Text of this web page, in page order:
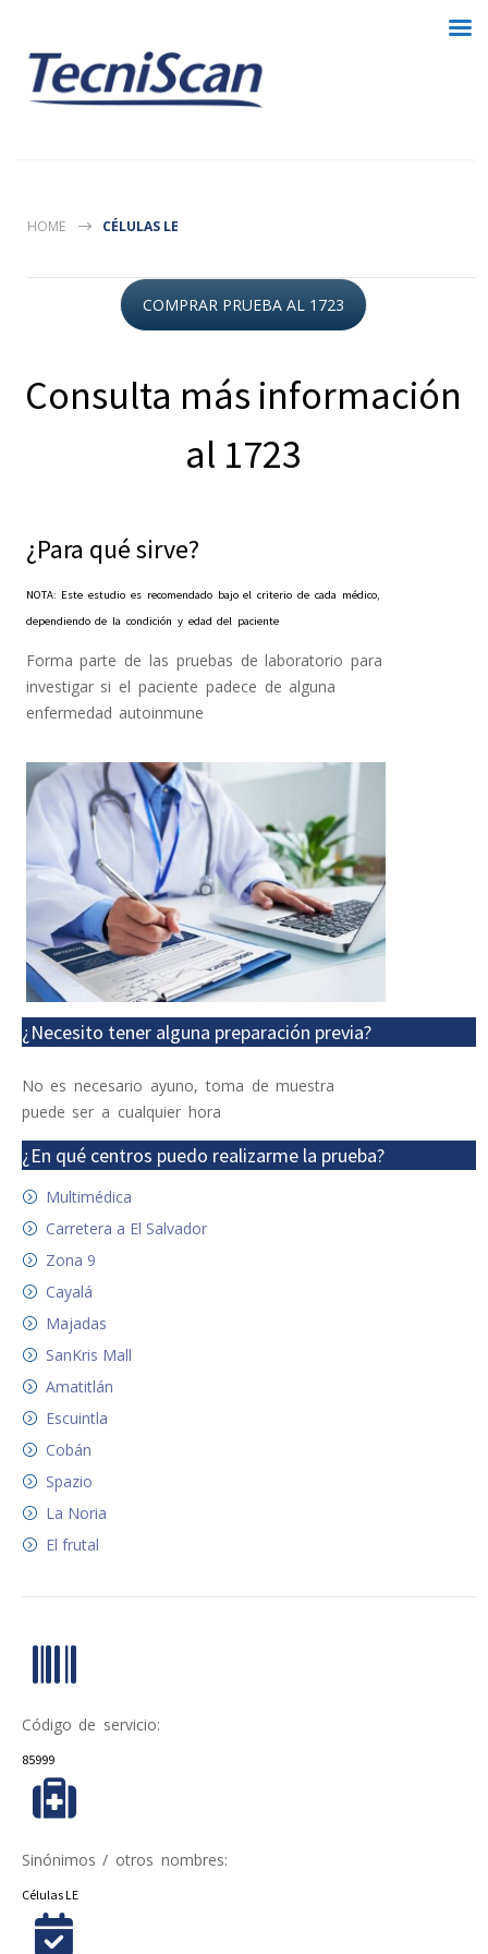
HOME CÉLULAS LE
COMPRAR PRUEBA AL 1723
Consulta más información
al 1723
¿Para qué sirve?
NOTA: Este estudio es recomendado bajo el criterio de cada médico,
dependiendo de la condición y edad del paciente
Forma parte de las pruebas de laboratorio para
investigar si el paciente padece de alguna
enfermedad autoinmune
¿Necesito tener alguna preparación previa?
No es necesario ayuno, toma de muestra
puede ser a cualquier hora
¿En qué centros puedo realizarme la prueba?
Multimédica
Carretera a El Salvador
Zona 9
Cayalá
Majadas
SanKris Mall
Amatitlán
Escuintla
Cobán
Spazio
La Noria
El frutal
Código de servicio:
85999
Sinónimos / otros nombres:
Células LE